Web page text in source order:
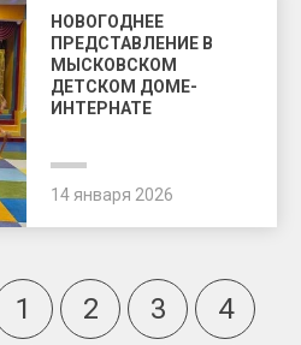
НОВОГОДНЕЕ
ПРЕДСТАВЛЕНИЕ В
МЫСКОВСКОМ
ДЕТСКОМ ДОМЕ-
ИНТЕРНАТЕ
14 января 2026
1 2 3
4